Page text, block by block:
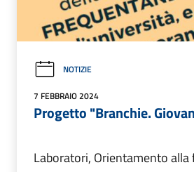
NOTIZIE
7 FEBBRAIO 2024
Progetto "Branchie.
Laboratori, Orientamento alla